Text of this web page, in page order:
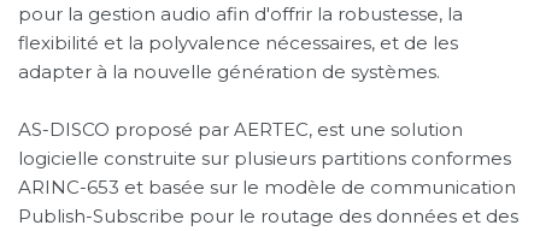
pour la gestion audio afin d'offrir la robustesse, la
flexibilité et la polyvalence nécessaires, et de les
adapter à la nouvelle génération de systèmes.
AS-DISCO proposé par AERTEC, est une solution
logicielle construite sur plusieurs partitions conformes
ARINC-653 et basée sur le modèle de communication
Publish-Subscribe pour le routage des données et des